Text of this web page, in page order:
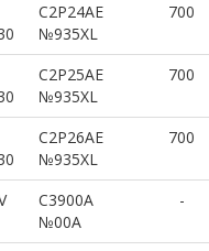
C2P24AE
№935XL
700
C2P25AE
№935XL
700
C2P26AE
№935XL
700
C3900A
№00A
-